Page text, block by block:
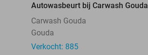
Autowasbeurt bij Carwash Gouda
Carwash Gouda
Gouda
Verkocht: 885